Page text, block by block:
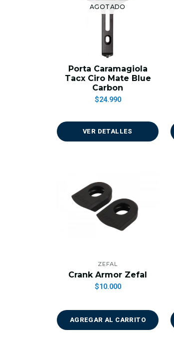
AGOTADO
Porta Caramagiola
Tacx Ciro Mate Blue
Carbon
$24.990
VER DETALLES
ZEFAL
Crank Armor Zefal
$10.000
AGREGAR AL CARRITO